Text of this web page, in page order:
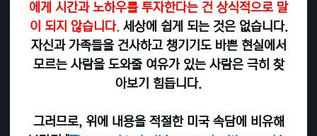
에게 시간과 노하우를 투자한다는 건 상식적으로 말
이 되지 않습니다.세상에 쉽게 되는 것은 없습니다.
자신과 가족들을 건사하고 챙기기도 바쁜 현실에서
모르는 사람을 도와줄 여유가 있는 사람은 극히 찾
아보기 힘듭니다.
그러므로, 위에 내용을 적절한 미국 속담에 비유해